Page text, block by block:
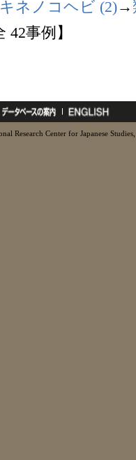
キネノコヘビ (2)→
42事例】
Research Center for Japanese